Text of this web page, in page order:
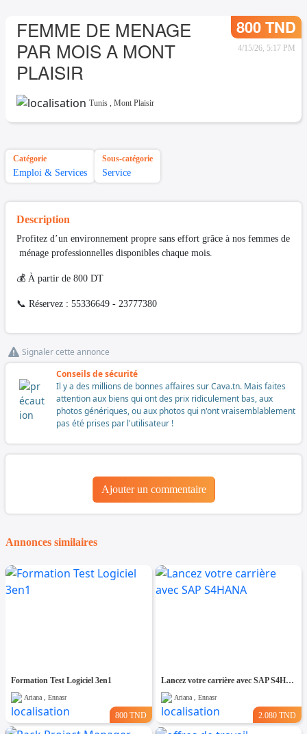
FEMME DE MENAGE
PAR MOIS A MONT
PLAISIR
800 TND
4/15/26, 5:17 PM
Tunis , Mont Plaisir
Catégorie
Emploi & Services
Sous-catégorie
Service
Description
Profitez d’un environnement propre sans effort grâce à nos femmes de
ménage professionnelles disponibles chaque mois.
💰 À partir de 800 DT
📞 Réservez : 55336649 - 23777380
Signaler cette annonce
Conseils de sécurité
Il y a des millions de bonnes affaires sur Cava.tn. Mais faites
attention aux biens qui ont des prix ridiculement bas, aux
photos génériques, ou aux photos qui n'ont vraisemblablement
pas été prises par l'utilisateur !
Ajouter un commentaire
Annonces similaires
Formation Test Logiciel 3en1
Ariana , Ennasr
800 TND
Lancez votre carrière avec SAP S4HANA
Ariana , Ennasr
2.080 TND